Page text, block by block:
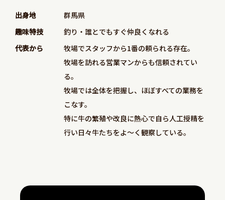
出身地
群馬県
趣味特技
釣り・誰とでもすぐ仲良くなれる
代表から
牧場でスタッフから1番の頼られる存在。
牧場を訪れる営業マンからも信頼されてい
る。
牧場では全体を把握し、ほぼすべての業務を
こなす。
特に牛の繁殖や改良に熱心で自ら人工授精を
行い日々牛たちをよ～く観察している。